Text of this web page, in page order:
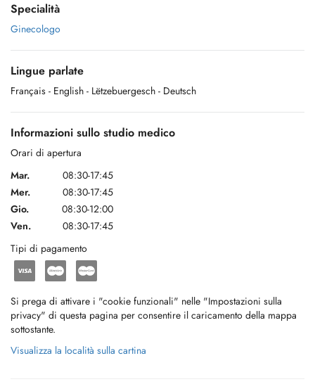
Specialità
Ginecologo
Lingue parlate
Français - English - Lëtzebuergesch - Deutsch
Informazioni sullo studio medico
Orari di apertura
Mar.
08:30-17:45
Mer.
08:30-17:45
Gio.
08:30-12:00
Ven.
08:30-17:45
Tipi di pagamento
Si prega di attivare i "cookie funzionali" nelle "Impostazioni sulla
privacy" di questa pagina per consentire il caricamento della mappa
sottostante.
Visualizza la località sulla cartina